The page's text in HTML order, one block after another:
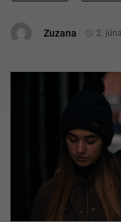
Zuzana 2.